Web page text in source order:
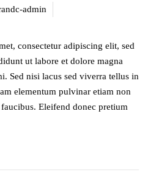
admin
consectetur adipiscing elit, sed
ut labore et dolore magna
Sed nisi lacus sed viverra tellus in
elementum pulvinar etiam non
Eleifend donec pretium